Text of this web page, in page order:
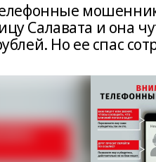
Салавата и она
Но ее спас